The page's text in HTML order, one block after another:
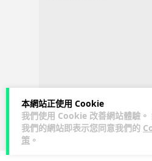
本網站正使用 Cookie
我們使用 Cookie 改善網站體驗。
我們的網站即表示您同意我們的
策 。